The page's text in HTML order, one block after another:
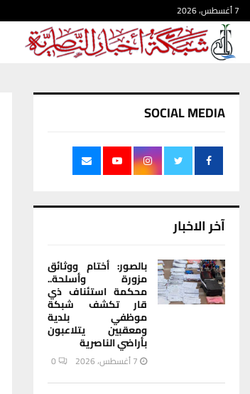
7 أغسطس، 2026
SOCIAL MEDIA
آخر الاخبار
بالصور: أختام ووثائق
مزورة وأسلحة..
محكمة استئناف ذي
قار تكشف شبكة
موظفي بلدية
ومعقبين يتلاعبون
بأراضي الناصرية
7 أغسطس، 2026 0